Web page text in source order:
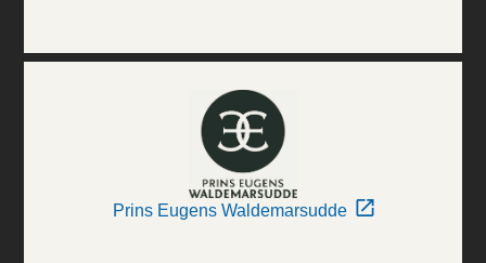
Prins Eugens Waldemarsudde